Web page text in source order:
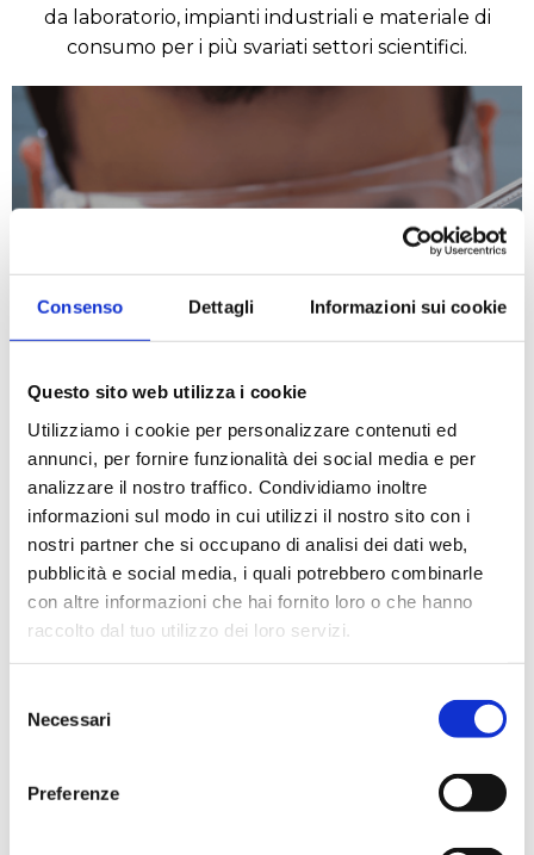
Consenso Dettagli Informazioni sui cookie
Questo sito web utilizza i cookie
Utilizziamo i cookie per personalizzare contenuti ed
annunci, per fornire funzionalità dei social media e per
analizzare il nostro traffico. Condividiamo inoltre
informazioni sul modo in cui utilizzi il nostro sito con i
nostri partner che si occupano di analisi dei dati web,
pubblicità e social media, i quali potrebbero combinarle
con altre informazioni che hai fornito loro o che hanno
raccolto dal tuo utilizzo dei loro servizi.
delNecessari
Preferenze
da laboratorio, impianti industriali e materiale di
consumo per i più svariati settori scientifici.
Enologico